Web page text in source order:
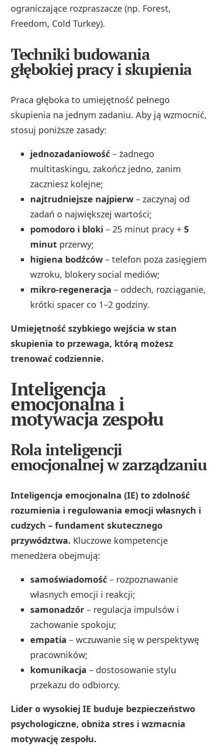
ograniczające rozpraszacze (np. Forest,
Freedom, Cold Turkey).
Techniki budowania
głębokiej pracy i skupienia
Praca głęboka to umiejętność pełnego
skupienia na jednym zadaniu. Aby ją wzmocnić,
stosuj poniższe zasady:
jednozadaniowość – żadnego
multitaskingu, zakończ jedno, zanim
zaczniesz kolejne;
najtrudniejsze najpierw – zaczynaj od
zadań o największej wartości;
pomodoro i bloki – 25 minut pracy +5
minut przerwy;
higiena bodźców – telefon poza zasięgiem
wzroku, blokery social mediów;
mikro-regeneracja – oddech, rozciąganie,
krótki spacer co 1–2 godziny.
Umiejętność szybkiego wejścia w stan
skupienia to przewaga, którą możesz
trenować codziennie.
Inteligencja
emocjonalna i
motywacja zespołu
Rola inteligencji
emocjonalnej w zarządzaniu
Inteligencja emocjonalna (IE) to zdolność
rozumienia i regulowania emocji własnych i
cudzych – fundament skutecznego
przywództwa. Kluczowe kompetencje
menedżera obejmują:
samoświadomość – rozpoznawanie
własnych emocji i reakcji;
samonadzór – regulacja impulsów i
zachowanie spokoju;
empatia – wczuwanie się w perspektywę
pracowników;
komunikacja – dostosowanie stylu
przekazu do odbiorcy.
Lider o wysokiej IE buduje bezpieczeństwo
psychologiczne, obniża stres i wzmacnia
motywację zespołu.